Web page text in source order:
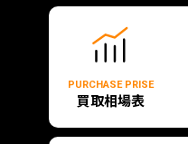
PURCHASE PRISE
買取相場表